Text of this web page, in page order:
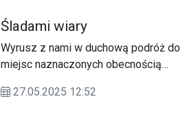
Śladami wiary
Wyrusz z nami w duchową podróż do
miejsc naznaczonych obecnością
Lourdes, La Salette, Montserrat i
27.05.2025 12:52